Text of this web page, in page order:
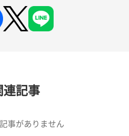
連記事
事がありません